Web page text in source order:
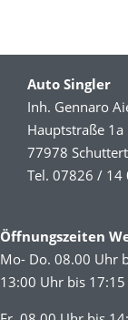
Auto Singler
Inh. Gennaro
Hauptstraße 1a
77978
Tel. 07826 / 14
Öffnungszeiten
Mo- Do. 08.00 Uhr
13:00 Uhr bis